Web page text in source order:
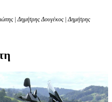
| Δημήτρης Δουγέκος | Δημήτρης